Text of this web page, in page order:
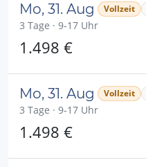
Mo, 31. Aug Vollzeit
3 Tage · 9-17 Uhr
1.498 €
Mo, 31. Aug Vollzeit
3 Tage · 9-17 Uhr
1.498 €